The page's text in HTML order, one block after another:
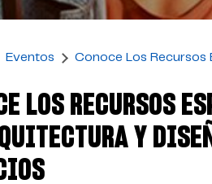
Eventos Conoce Los Recursos
LOS RECURSOS
Y